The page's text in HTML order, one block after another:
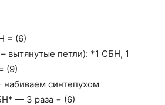
= (6)
вытянутые петли): *1 СБН, 1
(9)
синтепухом
— 3 раза = (6)